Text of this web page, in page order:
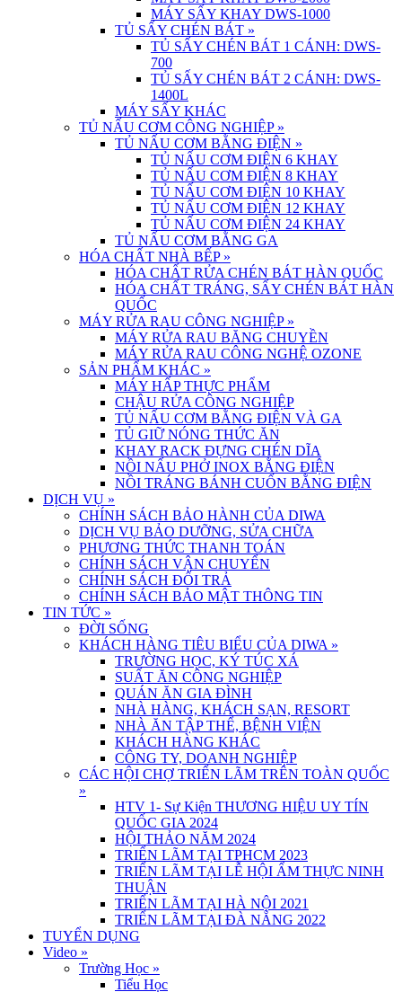
MÁY SẤY KHAY DWS-1000
TỦ SẤY CHÉN BÁT »
TỦ SẤY CHÉN BÁT 1 CÁNH: DWS-
700
TỦ SẤY CHÉN BÁT 2 CÁNH: DWS-
1400L
MÁY SẤY KHÁC
TỦ NẤU CƠM CÔNG NGHIỆP »
TỦ NẤU CƠM BẰNG ĐIỆN »
TỦ NẤU CƠM ĐIỆN 6 KHAY
TỦ NẤU CƠM ĐIỆN 8 KHAY
TỦ NẤU CƠM ĐIỆN 10 KHAY
TỦ NẤU CƠM ĐIỆN 12 KHAY
TỦ NẤU CƠM ĐIỆN 24 KHAY
TỦ NẤU CƠM BẰNG GA
HÓA CHẤT NHÀ BẾP »
HÓA CHẤT RỬA CHÉN BÁT HÀN QUỐC
HÓA CHẤT TRÁNG, SẤY CHÉN BÁT HÀN
QUỐC
MÁY RỬA RAU CÔNG NGHIỆP »
MÁY RỬA RAU BĂNG CHUYỀN
MÁY RỬA RAU CÔNG NGHỆ OZONE
SẢN PHẨM KHÁC »
MÁY HẤP THỰC PHẨM
CHẬU RỬA CÔNG NGHIỆP
TỦ NẤU CƠM BẰNG ĐIỆN VÀ GA
TỦ GIỮ NÓNG THỨC ĂN
KHAY RACK ĐỰNG CHÉN DĨA
NỒI NẤU PHỞ INOX BẰNG ĐIỆN
NỒI TRÁNG BÁNH CUỐN BẰNG ĐIỆN
DỊCH VỤ »
CHÍNH SÁCH BẢO HÀNH CỦA DIWA
DỊCH VỤ BẢO DƯỠNG, SỬA CHỮA
PHƯƠNG THỨC THANH TOÁN
CHÍNH SÁCH VẬN CHUYỂN
CHÍNH SÁCH ĐỔI TRẢ
CHÍNH SÁCH BẢO MẬT THÔNG TIN
TIN TỨC »
ĐỜI SỐNG
KHÁCH HÀNG TIÊU BIỂU CỦA DIWA »
TRƯỜNG HỌC, KÝ TÚC XÁ
SUẤT ĂN CÔNG NGHIỆP
QUÁN ĂN GIA ĐÌNH
NHÀ HÀNG, KHÁCH SẠN, RESORT
NHÀ ĂN TẬP THỂ, BỆNH VIỆN
KHÁCH HÀNG KHÁC
CÔNG TY, DOANH NGHIỆP
CÁC HỘI CHỢ TRIỂN LÃM TRÊN TOÀN QUỐC
»
HTV 1- Sự Kiện THƯƠNG HIỆU UY TÍN
QUỐC GIA 2024
HỘI THẢO NĂM 2024
TRIỂN LÃM TẠI TPHCM 2023
TRIỂN LÃM TẠI LỄ HỘI ẨM THỰC NINH
THUẬN
TRIỂN LÃM TẠI HÀ NỘI 2021
TRIỂN LÃM TẠI ĐÀ NẴNG 2022
TUYỂN DỤNG
Video »
Trường Học »
Tiểu Học